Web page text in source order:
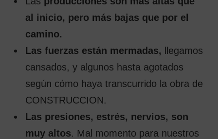
al inicio, pero más bajas que por el
camino.
Las fuerzas están mermadas, llegamos
cansados, y algunos hasta agotados
según cómo haya transcurrido la obra de
CONSTRUCCION.
Las presiones, estrés, nervios, son
muy altos. Mal momento para nuestros